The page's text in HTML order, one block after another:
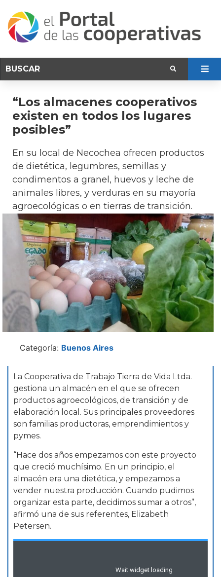
“Los almacenes cooperativos
existen en todos los lugares
posibles”
En su local de Necochea ofrecen productos
de dietética, legumbres, semillas y
condimentos a granel, huevos y leche de
animales libres, y verduras en su mayoría
agroecológicas o en tierras de transición.
Categoría: Buenos Aires
La Cooperativa de Trabajo Tierra de Vida Ltda.
gestiona un almacén en el que se ofrecen
productos agroecológicos, de transición y de
elaboración local. Sus principales proveedores
son familias productoras, emprendimientos y
pymes.
“Hace dos años empezamos con este proyecto
que creció muchísimo. En un principio, el
almacén era una dietética, y empezamos a
vender nuestra producción. Cuando pudimos
organizar esta parte, decidimos sumar a otros”,
afirmó una de sus referentes, Elizabeth
Petersen.